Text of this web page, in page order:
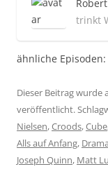
trinkt
ähnliche Episoden:
Dieser Beitrag wurde
veröffentlicht.
Nielsen,Croods,Cube
Alls auf Anfang, Drama
Joseph Quinn, Matt